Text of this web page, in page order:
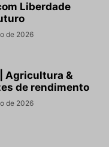
Liberdade
de 2026
| Agricultura &
de rendimento
de 2026